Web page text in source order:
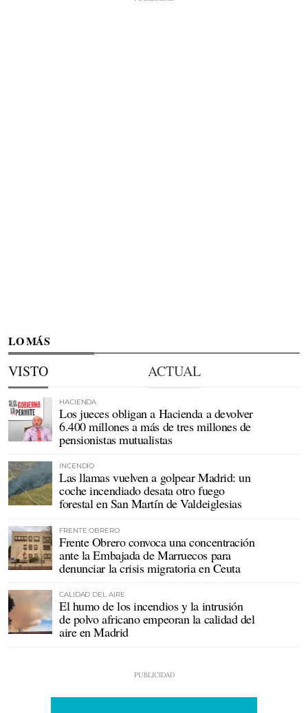
LO MÁS
VISTO ACTUAL
HACIENDA
Los jueces obligan a Hacienda a devolver
6.400 millones a más de tres millones de
pensionistas mutualistas
INCENDIO
Las llamas vuelven a golpear Madrid: un
coche incendiado desata otro fuego
forestal en San Martín de Valdeiglesias
FRENTE OBRERO
Frente Obrero convoca una concentración
ante la Embajada de Marruecos para
denunciar la crisis migratoria en Ceuta
CALIDAD DEL AIRE
El humo de los incendios y la intrusión
de polvo africano empeoran la calidad del
aire en Madrid